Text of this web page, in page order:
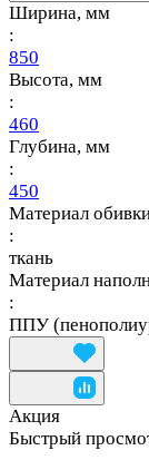
Ширина, мм
:
850
Высота, мм
:
460
Глубина, мм
:
450
Материал
:
ткань
Материал
:
ППУ
Акция
Быстрый